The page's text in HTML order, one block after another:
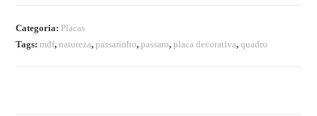
Categoria: Placas
Tags:mdf,natureza,passarinho,passaro,placa decorativa,quadro